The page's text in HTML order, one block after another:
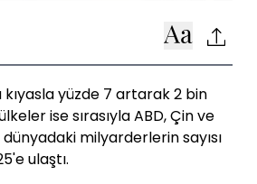
kıyasla yüzde 7 artarak 2 bin
ise sırasıyla ABD, Çin ve
milyarderlerin sayısı
ulaştı.